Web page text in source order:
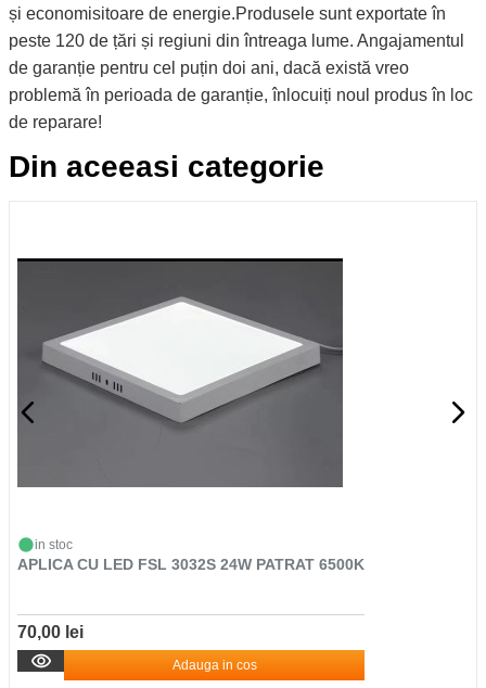
și economisitoare de energie.Produsele sunt exportate în
peste 120 de țări și regiuni din întreaga lume. Angajamentul
de garanție pentru cel puțin doi ani, dacă există vreo
problemă în perioada de garanție, înlocuiți noul produs în loc
de reparare!
Din aceeasi categorie
in stoc
APLICA CU LED FSL 3032S 24W PATRAT 6500K
70,00 lei
Adauga in cos